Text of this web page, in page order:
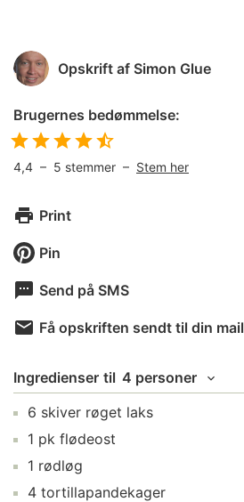
Opskrift af Simon Glue
Brugernes bedømmelse:
4,4 – 5 stemmer – Stem her
Print
Pin
Send på SMS
Få opskriften sendt til din mail
Ingredienser til 4 personer
6 skiver røget laks
1 pk flødeost
1 rødløg
4 tortillapandekager